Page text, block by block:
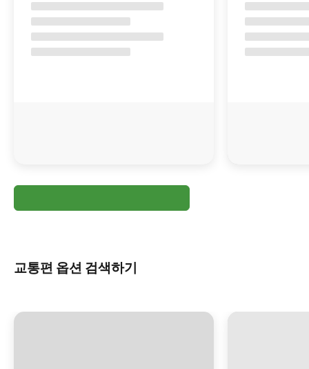
교통편 옵션 검색하기